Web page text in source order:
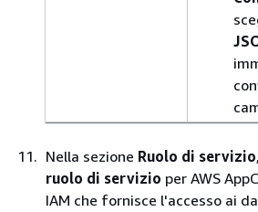
Nella sezione Ruolo di servizio
ruolo di servizio per AWS
IAM che fornisce l'accesso ai